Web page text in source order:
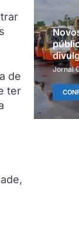
de
ter
Jornal